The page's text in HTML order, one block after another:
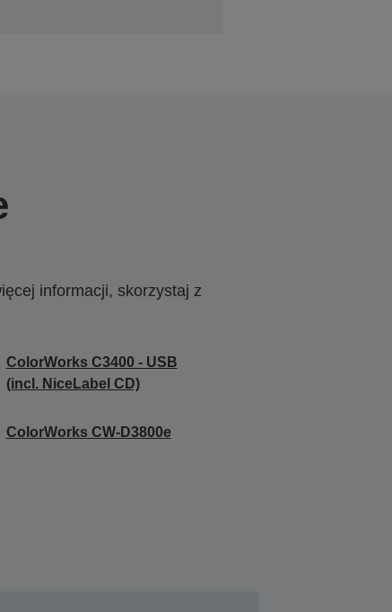
informacji, skorzystaj z
ColorWorks C3400 - USB
(incl. NiceLabel CD)
ColorWorks CW-D3800e